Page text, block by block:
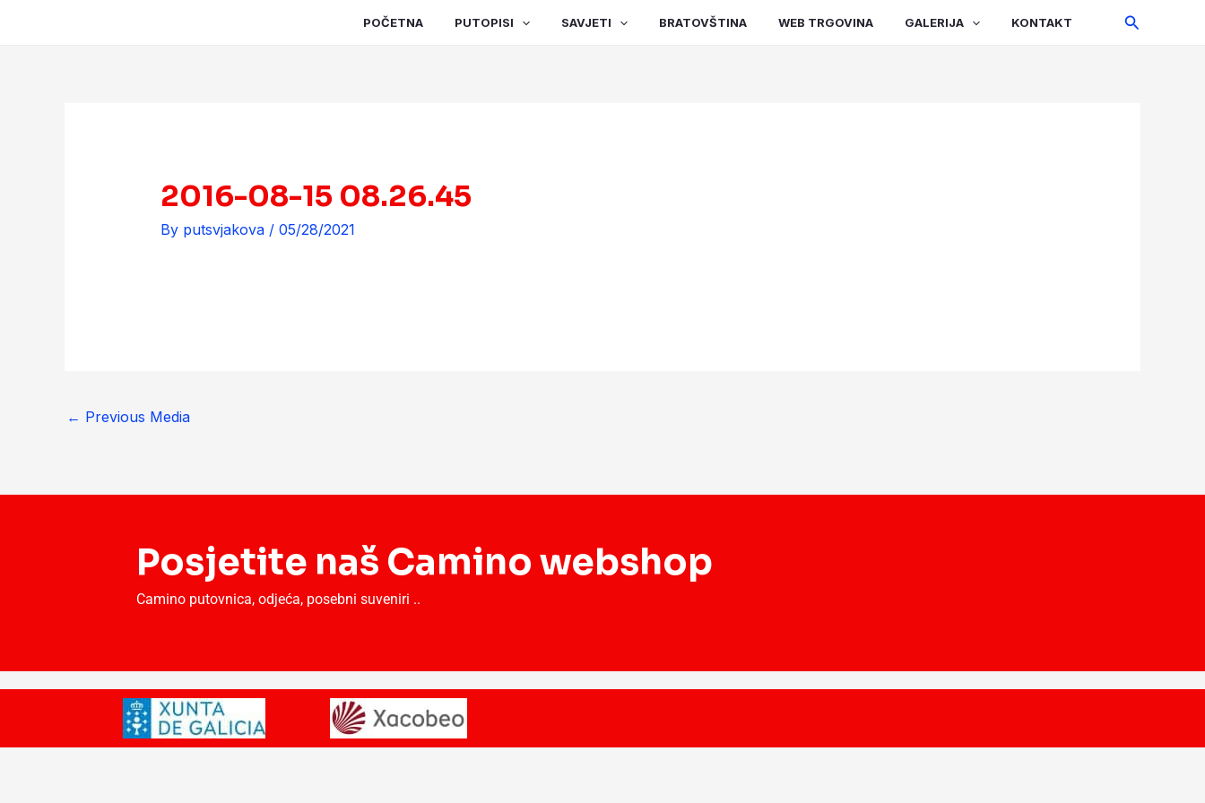
POČETNA PUTOPISI SAVJETI BRATOVŠTINA WEB TRGOVINA GALERIJA KONTAKT Search
2016-08-15 08.26.45
By putsvjakova / 05/28/2021
← Previous Media
Posjetite naš Camino webshop
Camino putovnica, odjeća, posebni suveniri ..